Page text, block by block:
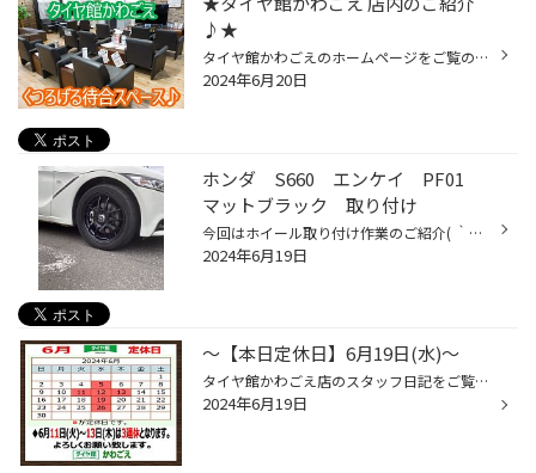
♪★
タイヤ館かわごえのホームページをご覧の皆様 こんにちは・こんばんは！ ご覧いただき誠にありがとうございます！！ ご来店いただき、イザ作業！！となると1時間程はお待ちいただくこととなりますが、タイヤ館かわごえには広めの待ち合いスペース(ウェイティングコーナー)がございますので、作業中...
2024年6月20日
ホンダ S660 エンケイ PF01
マットブラック 取り付け
今回はホイール取り付け作業のご紹介( ｀ー´)ノ HONDA S660 ホイール：ENKEI RP01 マットブラック フロント15インチ＆リア16インチ 純正タイヤ使用 お客様思考・・・ブラック＆スポーク お客様のイメージ通りになりました。 ホイール変更すると・・ カッコイイですね!(^^)!ありがとうございました(...
2024年6月19日
〜【本日定休日】6月19日(水)〜
タイヤ館かわごえ店のスタッフ日記をご覧いただきありがとうございます。 本日19日(水)は定休日となります！ 明日１０時３０分～また元気に営業させていただきます！ たくさんのご利用・ご来店をお待ちしております。 タグ：定休日・店休日 タイヤ館・無料安全点検・タイヤ交換・タイヤ安い・オイル...
2024年6月19日